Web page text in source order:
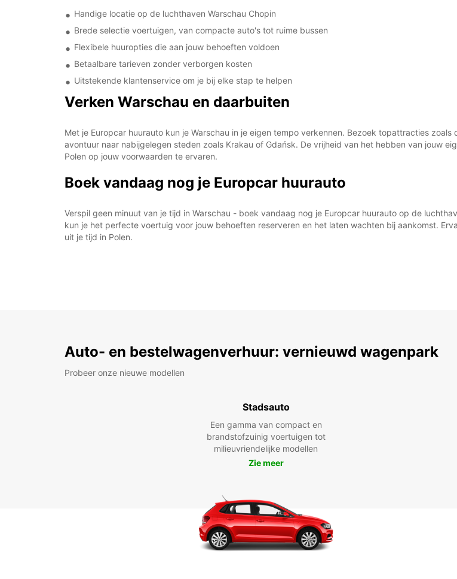
Handige locatie op de luchthaven Warschau Chopin
Brede selectie voertuigen, van compacte auto's tot ruime bussen
Flexibele huuropties die aan jouw behoeften voldoen
Betaalbare tarieven zonder verborgen kosten
Uitstekende klantenservice om je bij elke stap te helpen
Verken Warschau en daarbuiten
Met je Europcar huurauto kun je Warschau in je eigen tempo verkennen. Bezoek topattracties
avontuur naar nabijgelegen steden zoals Krakau of Gdańsk. De vrijheid van het hebben van jouw
Polen op jouw voorwaarden te ervaren.
Boek vandaag nog je Europcar huurauto
Verspil geen minuut van je tijd in Warschau - boek vandaag nog je Europcar huurauto op de
kun je het perfecte voertuig voor jouw behoeften reserveren en het laten wachten bij aankomst.
uit je tijd in Polen.
Auto- en bestelwagenverhuur: vernieuwd wagenpark
Probeer onze nieuwe modellen
Stadsauto
Een gamma van compact en
brandstofzuinig voertuigen tot
milieuvriendelijke modellen
Zie meer